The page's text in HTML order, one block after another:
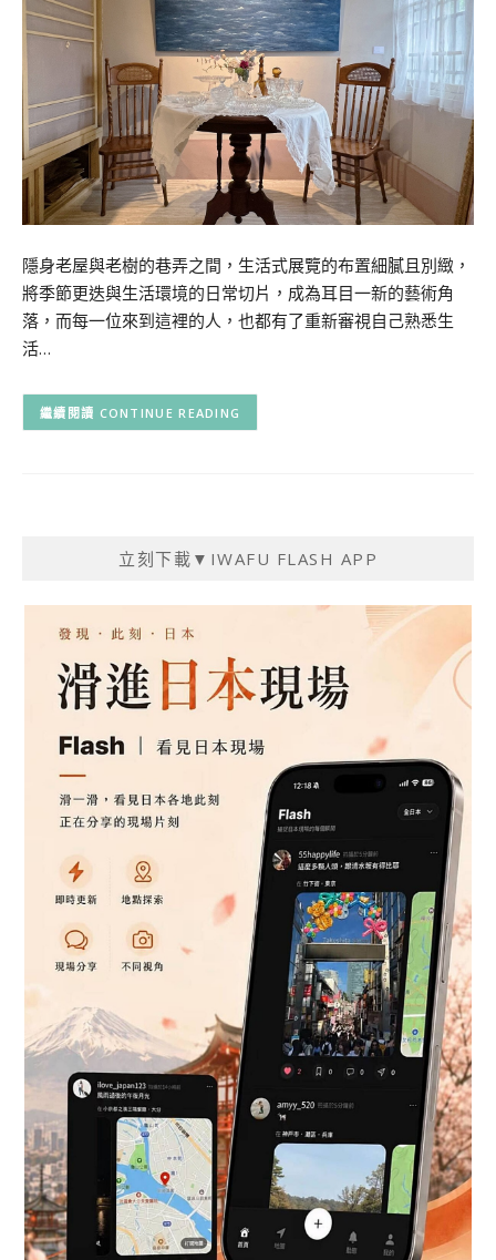
隱身老屋與老樹的巷弄之間，生活式展覽的布置細膩且別緻，
將季節更迭與生活環境的日常切片，成為耳目一新的藝術角
落，而每一位來到這裡的人，也都有了重新審視自己熟悉生
活…
CONTINUE READING
立刻下載▼IWAFU FLASH APP